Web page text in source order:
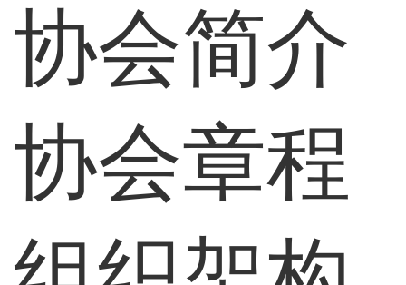
协会简介
协会章程